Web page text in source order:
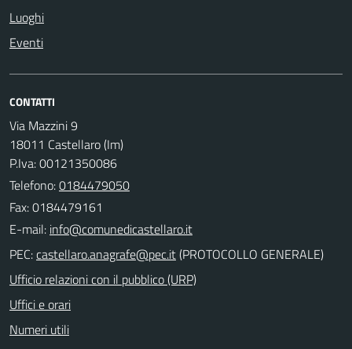
Luoghi
Eventi
CONTATTI
Via Mazzini 9
18011 Castellaro (Im)
P.Iva: 00121350086
Telefono:0184479050
Fax: 0184479161
E-mail:
PEC:
(PROTOCOLLO GENERALE)
Ufficio relazioni con il pubblico (URP)
Uffici e orari
Numeri utili